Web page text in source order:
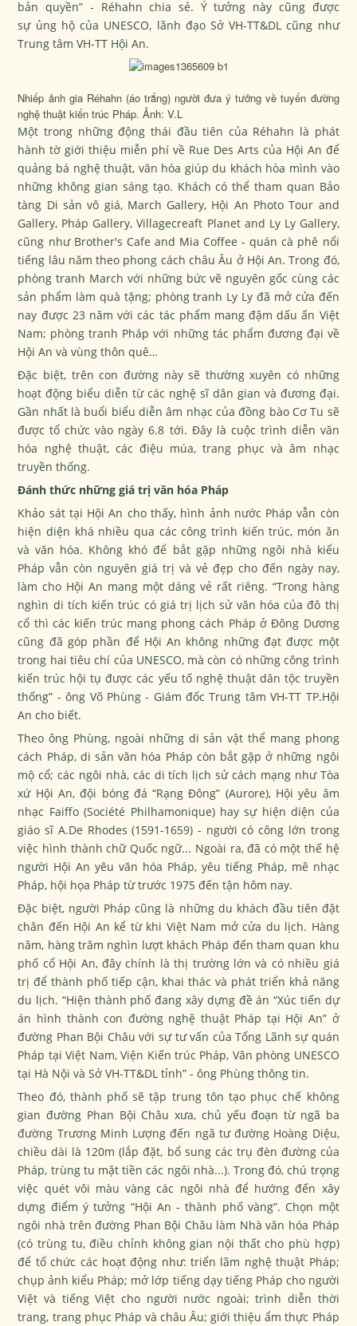
bản quyền” - Réhahn chia sẻ. Ý tưởng này cũng được
sự ủng hộ của UNESCO, lãnh đạo Sở VH-TT&DL cũng như
Trung tâm VH-TT Hội An.
Nhiếp ảnh gia Réhahn (áo trắng) người đưa ý tưởng về tuyến đường
nghệ thuật kiến trúc Pháp. Ảnh: V.L
Một trong những động thái đầu tiên của Réhahn là phát
hành tờ giới thiệu miễn phí về Rue Des Arts của Hội An để
quảng bá nghệ thuật, văn hóa giúp du khách hòa mình vào
những không gian sáng tạo. Khách có thể tham quan Bảo
tàng Di sản vô giá, March Gallery, Hội An Photo Tour and
Gallery, Pháp Gallery, Villagecreaft Planet and Ly Ly Gallery,
cũng như Brother's Cafe and Mia Coffee - quán cà phê nổi
tiếng lâu năm theo phong cách châu Âu ở Hội An. Trong đó,
phòng tranh March với những bức vẽ nguyên gốc cùng các
sản phẩm làm quà tặng; phòng tranh Ly Ly đã mở cửa đến
nay được 23 năm với các tác phẩm mang đậm dấu ấn Việt
Nam; phòng tranh Pháp với những tác phẩm đương đại về
Hội An và vùng thôn quê…
Đặc biệt, trên con đường này sẽ thường xuyên có những
hoạt động biểu diễn từ các nghệ sĩ dân gian và đương đại.
Gần nhất là buổi biểu diễn âm nhạc của đồng bào Cơ Tu sẽ
được tổ chức vào ngày 6.8 tới. Đây là cuộc trình diễn văn
hóa nghệ thuật, các điệu múa, trang phục và âm nhạc
truyền thống.
Đánh thức những giá trị văn hóa Pháp
Khảo sát tại Hội An cho thấy, hình ảnh nước Pháp vẫn còn
hiện diện khá nhiều qua các công trình kiến trúc, món ăn
và văn hóa. Không khó để bắt gặp những ngôi nhà kiểu
Pháp vẫn còn nguyên giá trị và vẻ đẹp cho đến ngày nay,
làm cho Hội An mang một dáng vẻ rất riêng. “Trong hàng
nghìn di tích kiến trúc có giá trị lịch sử văn hóa của đô thị
cổ thì các kiến trúc mang phong cách Pháp ở Đông Dương
cũng đã góp phần để Hội An không những đạt được một
trong hai tiêu chí của UNESCO, mà còn có những công trình
kiến trúc hội tụ được các yếu tố nghệ thuật dân tộc truyền
thống” - ông Võ Phùng - Giám đốc Trung tâm VH-TT TP.Hội
An cho biết.
Theo ông Phùng, ngoài những di sản vật thể mang phong
cách Pháp, di sản văn hóa Pháp còn bắt gặp ở những ngôi
mộ cổ; các ngôi nhà, các di tích lịch sử cách mạng như Tòa
xứ Hội An, đội bóng đá “Rạng Đông” (Aurore), Hội yêu âm
nhạc Faiffo (Société Philhamonique) hay sự hiện diện của
giáo sĩ A.De Rhodes (1591-1659) - người có công lớn trong
việc hình thành chữ Quốc ngữ... Ngoài ra, đã có một thế hệ
người Hội An yêu văn hóa Pháp, yêu tiếng Pháp, mê nhạc
Pháp, hội họa Pháp từ trước 1975 đến tận hôm nay.
Đặc biệt, người Pháp cũng là những du khách đầu tiên đặt
chân đến Hội An kể từ khi Việt Nam mở cửa du lịch. Hàng
năm, hàng trăm nghìn lượt khách Pháp đến tham quan khu
phố cổ Hội An, đây chính là thị trường lớn và có nhiều giá
trị để thành phố tiếp cận, khai thác và phát triển khả năng
du lịch. “Hiện thành phố đang xây dựng đề án “Xúc tiến dự
án hình thành con đường nghệ thuật Pháp tại Hội An” ở
đường Phan Bội Châu với sự tư vấn của Tổng Lãnh sự quán
Pháp tại Việt Nam, Viện Kiến trúc Pháp, Văn phòng UNESCO
tại Hà Nội và Sở VH-TT&DL tỉnh” - ông Phùng thông tin.
Theo đó, thành phố sẽ tập trung tôn tạo phục chế không
gian đường Phan Bội Châu xưa, chủ yếu đoạn từ ngã ba
đường Trương Minh Lượng đến ngã tư đường Hoàng Diệu,
chiều dài là 120m (lắp đặt, bổ sung các trụ đèn đường của
Pháp, trùng tu mặt tiền các ngôi nhà...). Trong đó, chú trọng
việc quét vôi màu vàng các ngôi nhà để hướng đến xây
dựng điểm ý tưởng “Hội An - thành phố vàng”. Chọn một
ngôi nhà trên đường Phan Bội Châu làm Nhà văn hóa Pháp
(có trùng tu, điều chỉnh không gian nội thất cho phù hợp)
để tổ chức các hoạt động như: triển lãm nghệ thuật Pháp;
chụp ảnh kiểu Pháp; mở lớp tiếng dạy tiếng Pháp cho người
Việt và tiếng Việt cho người nước ngoài; trình diễn thời
trang, trang phục Pháp và châu Âu; giới thiệu ẩm thực Pháp